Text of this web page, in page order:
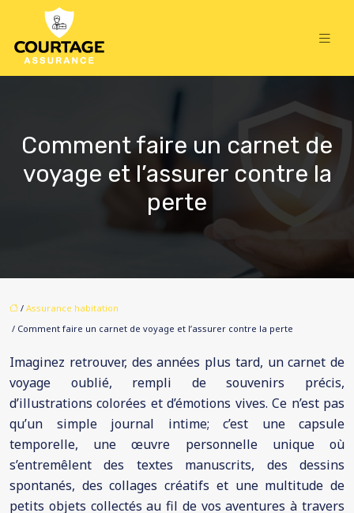
Comment faire un carnet de
voyage et l’assurer contre la
perte
/ Assurance habitation
/ Comment faire un carnet de voyage et l’assurer contre la perte
Imaginez retrouver, des années plus tard, un carnet de
voyage oublié, rempli de souvenirs précis,
d’illustrations colorées et d’émotions vives. Ce n’est pas
qu’un simple journal intime; c’est une capsule
temporelle, une œuvre personnelle unique où
s’entremêlent des textes manuscrits, des dessins
spontanés, des collages créatifs et une multitude de
petits objets collectés au fil de vos aventures à travers